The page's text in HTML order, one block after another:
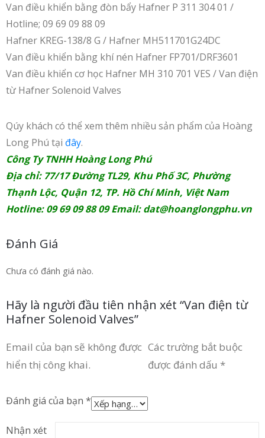
Van điều khiển bằng đòn bẩy Hafner P 311 304 01 /
Hotline; 09 69 09 88 09
Hafner KREG-138/8 G / Hafner MH511701G24DC
Van điều khiển bằng khí nén Hafner FP701/DRF3601
Van điều khiển cơ học Hafner MH 310 701 VES / Van điện
từ Hafner Solenoid Valves
Qúy khách có thể xem thêm nhiều sản phẩm của Hoàng
Long Phú tại đây.
Công Ty TNHH Hoàng Long Phú
Địa chỉ: 77/17 Đường TL29, Khu Phố 3C, Phường
Thạnh Lộc, Quận 12, TP. Hồ Chí Minh, Việt Nam
Hotline: 09 69 09 88 09 Email:dat@hoanglongphu.vn
Đánh Giá
Chưa có đánh giá nào.
Hãy là người đầu tiên nhận xét “Van điện từ
Hafner Solenoid Valves”
Email của bạn sẽ không được
hiển thị công khai.
Các trường bắt buộc
được đánh dấu *
Đánh giá của bạn *
Nhận xét